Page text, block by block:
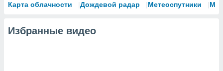
Карта облачности Дождевой радар Метеоспутники
Избранные видео